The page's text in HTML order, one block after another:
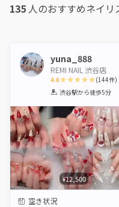
135 人のおすすめネイリ
yuna_888
REMI NAIL 渋谷店
4.6
1 2 3 4 5
(144件)
渋谷駅から徒歩5分
¥12,500
空き状況